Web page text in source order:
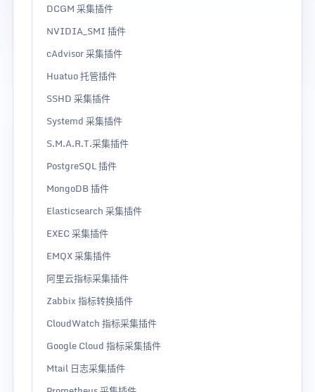
DCGM 采集插件
NVIDIA_SMI 插件
cAdvisor 采集插件
Huatuo 托管插件
SSHD 采集插件
Systemd 采集插件
S.M.A.R.T.采集插件
PostgreSQL 插件
MongoDB 插件
Elasticsearch 采集插件
EXEC 采集插件
EMQX 采集插件
阿里云指标采集插件
Zabbix 指标转换插件
CloudWatch 指标采集插件
Google Cloud 指标采集插件
Mtail 日志采集插件